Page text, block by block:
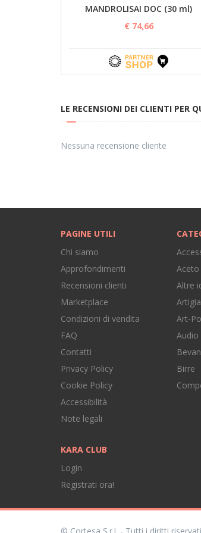
MANDROLISAI DOC (30 ml)
€ 74,66
LE RECENSIONI DEI CLIENTI PER
Nessuna recensione cliente
PAGINE UTILI
Chi siamo
Approfondimenti
Recensioni clienti
Marketplace
Condizioni di vendita
FAQ
Contatti
Privacy Policy
Cookie Policy
Accessibilità
Note legali
KARA CLUB
Login
Registrati ora!
Aceto
Altre
Art-
Audio
Birre